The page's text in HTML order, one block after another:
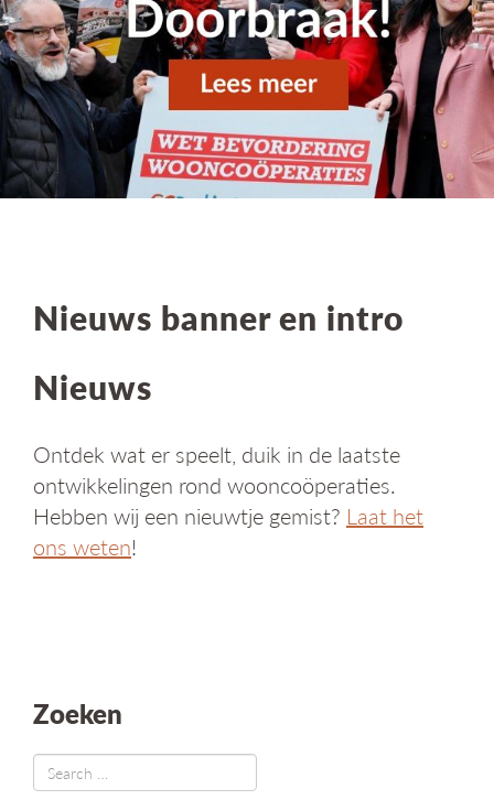
g
a
t
i
e
Nieuws banner en intro
Nieuws
Ontdek wat er speelt, duik in de laatste
ontwikkelingen rond wooncoöperaties.
Hebben wij een nieuwtje gemist? Laat het
ons weten!
Zoeken